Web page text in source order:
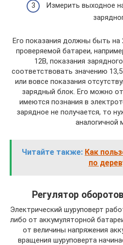
Измерить выходное
Его показания должны быть на
проверяемой батареи,
12В, показания
соответствовать значению
или вовсе показания
зарядный блок. Его можно
имеются познания в
зарядное не получается, то
аналогичной
Читайте также: Как
по
Регулятор
Электрический шуруповерт
либо от аккумуляторной
от величины напряжения
вращения шуруповерта